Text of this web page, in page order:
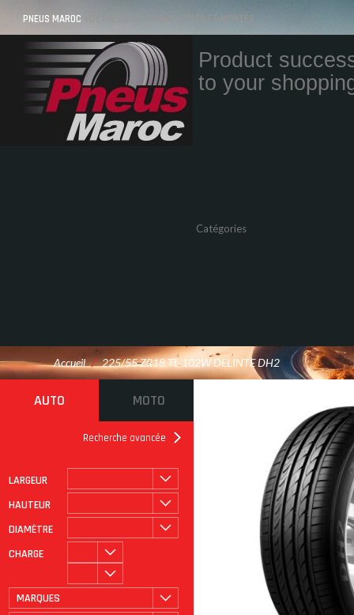
PNEUS MAROC VOS PNEUS AU MAROC LIVRÉS ET MONTÉS
Product
to your
Catégories
Accueil / 225/55 ZR18 TL 102W DELINTE DH2
AUTO MOTO
Recherche avancée
LARGEUR
HAUTEUR
DIAMÈTRE
CHARGE
MARQUES
ROULAGE À PLAT